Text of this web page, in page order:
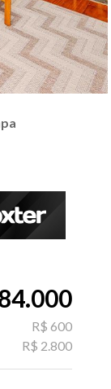
R$ 600
R$ 2.800